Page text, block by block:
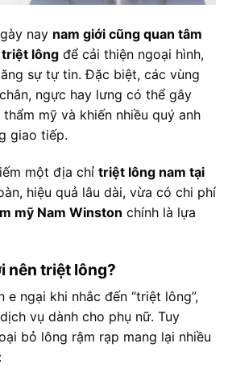
nay nam giới cũng quan tâm
triệt lông để cải thiện ngoại hình,
sự tự tin. Đặc biệt, các vùng
ngực hay lưng có thể gây
mỹ và khiến nhiều quý anh
giao tiếp.
một địa chỉ triệt lông nam tại
hiệu quả lâu dài, vừa có chi phí
mỹ Nam Winston chính là lựa
nên triệt lông?
e ngại khi nhắc đến “triệt lông”,
vụ dành cho phụ nữ. Tuy
bỏ lông rậm rạp mang lại nhiều